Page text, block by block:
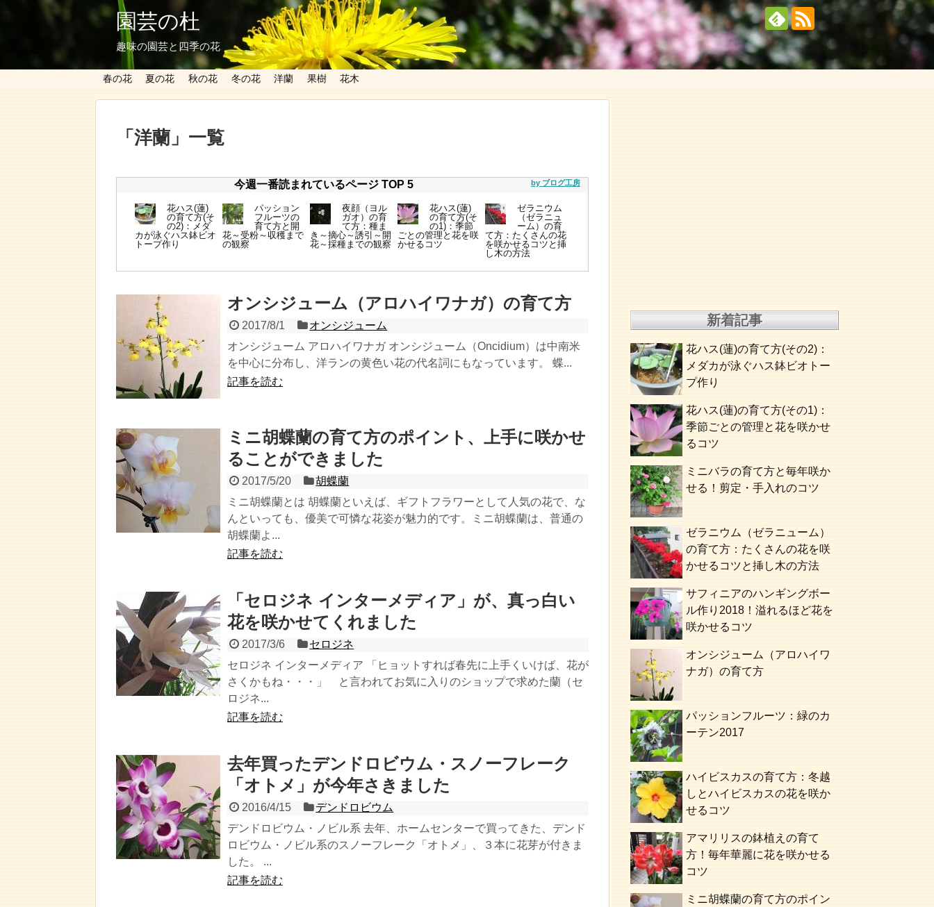
園芸の杜
趣味の園芸と四季の花
春の花 夏の花 秋の花 冬の花 洋蘭 果樹 花木
「 洋蘭 」 一覧
by ブログ工房
今週一番読まれているページ TOP 5
花ハス(蓮)
の育て方(そ
の2)：メダ
カが泳ぐハス鉢ビオ
トープ作り
パッション
フルーツの
育て方と開
花～受粉～収穫まで
の観察
夜顔（ヨル
ガオ）の育
て方：種ま
き～摘心～誘引～開
花～採種までの観察
花ハス(蓮)
の育て方(そ
の1)：季節
ごとの管理と花を咲
かせるコツ
ゼラニウム
（ゼラニュ
ーム）の育
て方：たくさんの花
を咲かせるコツと挿
し木の方法
オンシジューム（アロハイワナガ）の育て方
2017/8/1
オンシジューム
オンシジューム アロハイワナガ オンシジューム（Oncidium）は中南米
を中心に分布し、洋ランの黄色い花の代名詞にもなっています。 蝶...
記事を読む
ミニ胡蝶蘭の育て方のポイント、上手に咲かせ
ることができました
2017/5/20
胡蝶蘭
ミニ胡蝶蘭とは 胡蝶蘭といえば、ギフトフラワーとして人気の花で、な
んといっても、優美で可憐な花姿が魅力的です。ミニ胡蝶蘭は、普通の
胡蝶蘭よ...
記事を読む
「セロジネ インターメディア」が、真っ白い
花を咲かせてくれました
2017/3/6
セロジネ
セロジネ インターメディア 「ヒョットすれば春先に上手くいけば、花が
さくかもね・・・」 と言われてお気に入りのショップで求めた蘭（セ
ロジネ...
記事を読む
去年買ったデンドロビウム・スノーフレーク
「オトメ」が今年さきました
2016/4/15
デンドロビウム
デンドロビウム・ノビル系 去年、ホームセンターで買ってきた、デンド
ロビウム・ノビル系のスノーフレーク「オトメ」、３本に花芽が付きま
した。 ...
記事を読む
新着記事
花ハス(蓮)の育て方(その2)：
メダカが泳ぐハス鉢ビオトー
プ作り
花ハス(蓮)の育て方(その1)：
季節ごとの管理と花を咲かせ
るコツ
ミニバラの育て方と毎年咲か
せる！剪定・手入れのコツ
ゼラニウム（ゼラニューム）
の育て方：たくさんの花を咲
かせるコツと挿し木の方法
サフィニアのハンギングボー
ル作り2018！溢れるほど花を
咲かせるコツ
オンシジューム（アロハイワ
ナガ）の育て方
パッションフルーツ：緑のカ
ーテン2017
ハイビスカスの育て方：冬越
しとハイビスカスの花を咲か
せるコツ
アマリリスの鉢植えの育て
方！毎年華麗に花を咲かせる
コツ
ミニ胡蝶蘭の育て方のポイン